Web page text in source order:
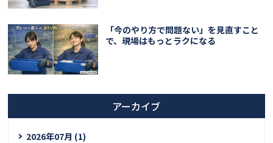
「今のやり方で問題ない」を見直すこと
で、現場はもっとラクになる
アーカイブ
2026年07月 (1)